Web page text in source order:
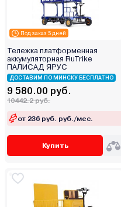
Под заказ 5 дней
Тележка платформенная
аккумуляторная RuTrike
ПАЛИСАД ЯРУС
ДОСТАВИМ ПО МИНСКУ БЕСПЛАТНО
9 580.00 руб.
10442.2 руб.
от 236 руб. руб./мес.
Купить